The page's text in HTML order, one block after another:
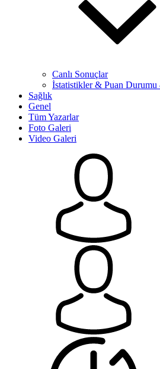
Canlı Sonuçlar
İstatistikler & Puan
Sağlık
Genel
Tüm Yazarlar
Foto Galeri
Video Galeri